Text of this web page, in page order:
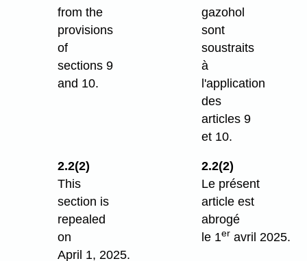
from the
provisions
of
sections 9
and 10.
gazohol
sont
soustraits
à
l'application
des
articles 9
et 10.
2.2(2)
This
section is
repealed
on
April 1, 2025.
2.2(2)
Le présent
article est
abrogé
le 1er avril 2025.